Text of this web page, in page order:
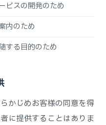
ビスの開発のため
内のため
する目的のため
かじめお客様の同意を得
に提供することはありま